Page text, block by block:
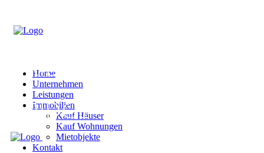
Home
Unternehmen
Leistungen
Immobilien
Kauf Häuser
Kauf Wohnungen
Mietobjekte
Kontakt